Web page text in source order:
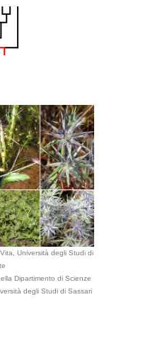
Università degli Studi di
Dipartimento di Scienze
degli Studi di Sassari